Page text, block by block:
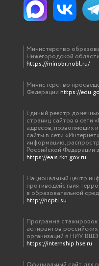
Министерство
Нижегородской области
https://minobr.nobl.ru/
Министерство
Федерации https://
Единый реестр
страниц сайтов в сети
адресов, позволяющих
сайты в сети
информацию,
Российской Федерации
https://eais.rkn.gov.ru
Национальный центр
противодействия
в образовательной
http://ncpti.su
Программа стажировок
аспирантов
организаций в НИУ ВШЭ
https://internship.hse.ru